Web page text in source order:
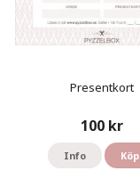
Presentkort
100 kr
Info Köp